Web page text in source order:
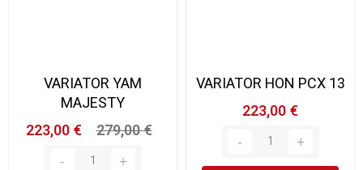
VARIATOR YAM
MAJESTY
223,00 €
279,00 €
VARIATOR HON PCX 13
223,00 €